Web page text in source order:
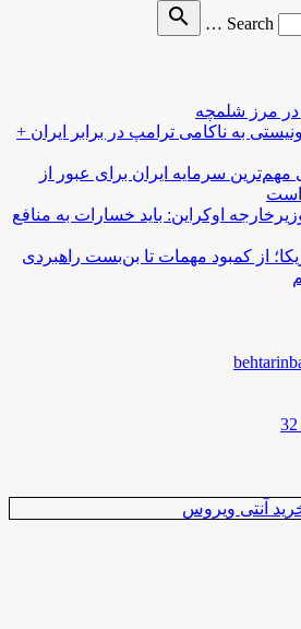
Search …
search
در مرز شلمچه
به ناکامی ترامپ در برابر ایران +
سرمایه ایران برای عبور از
اوکراین: باید خسارات به منافع
از کمبود مهمات تا بن‌بست راهبردی
آنتی ویروس